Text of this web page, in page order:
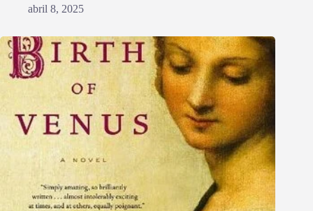
abril 8, 2025